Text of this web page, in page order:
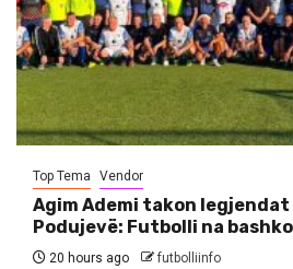
Top Tema Vendor
Agim Ademi takon legjendat
Podujevë: Futbolli na
20 hours ago futbolliinfo